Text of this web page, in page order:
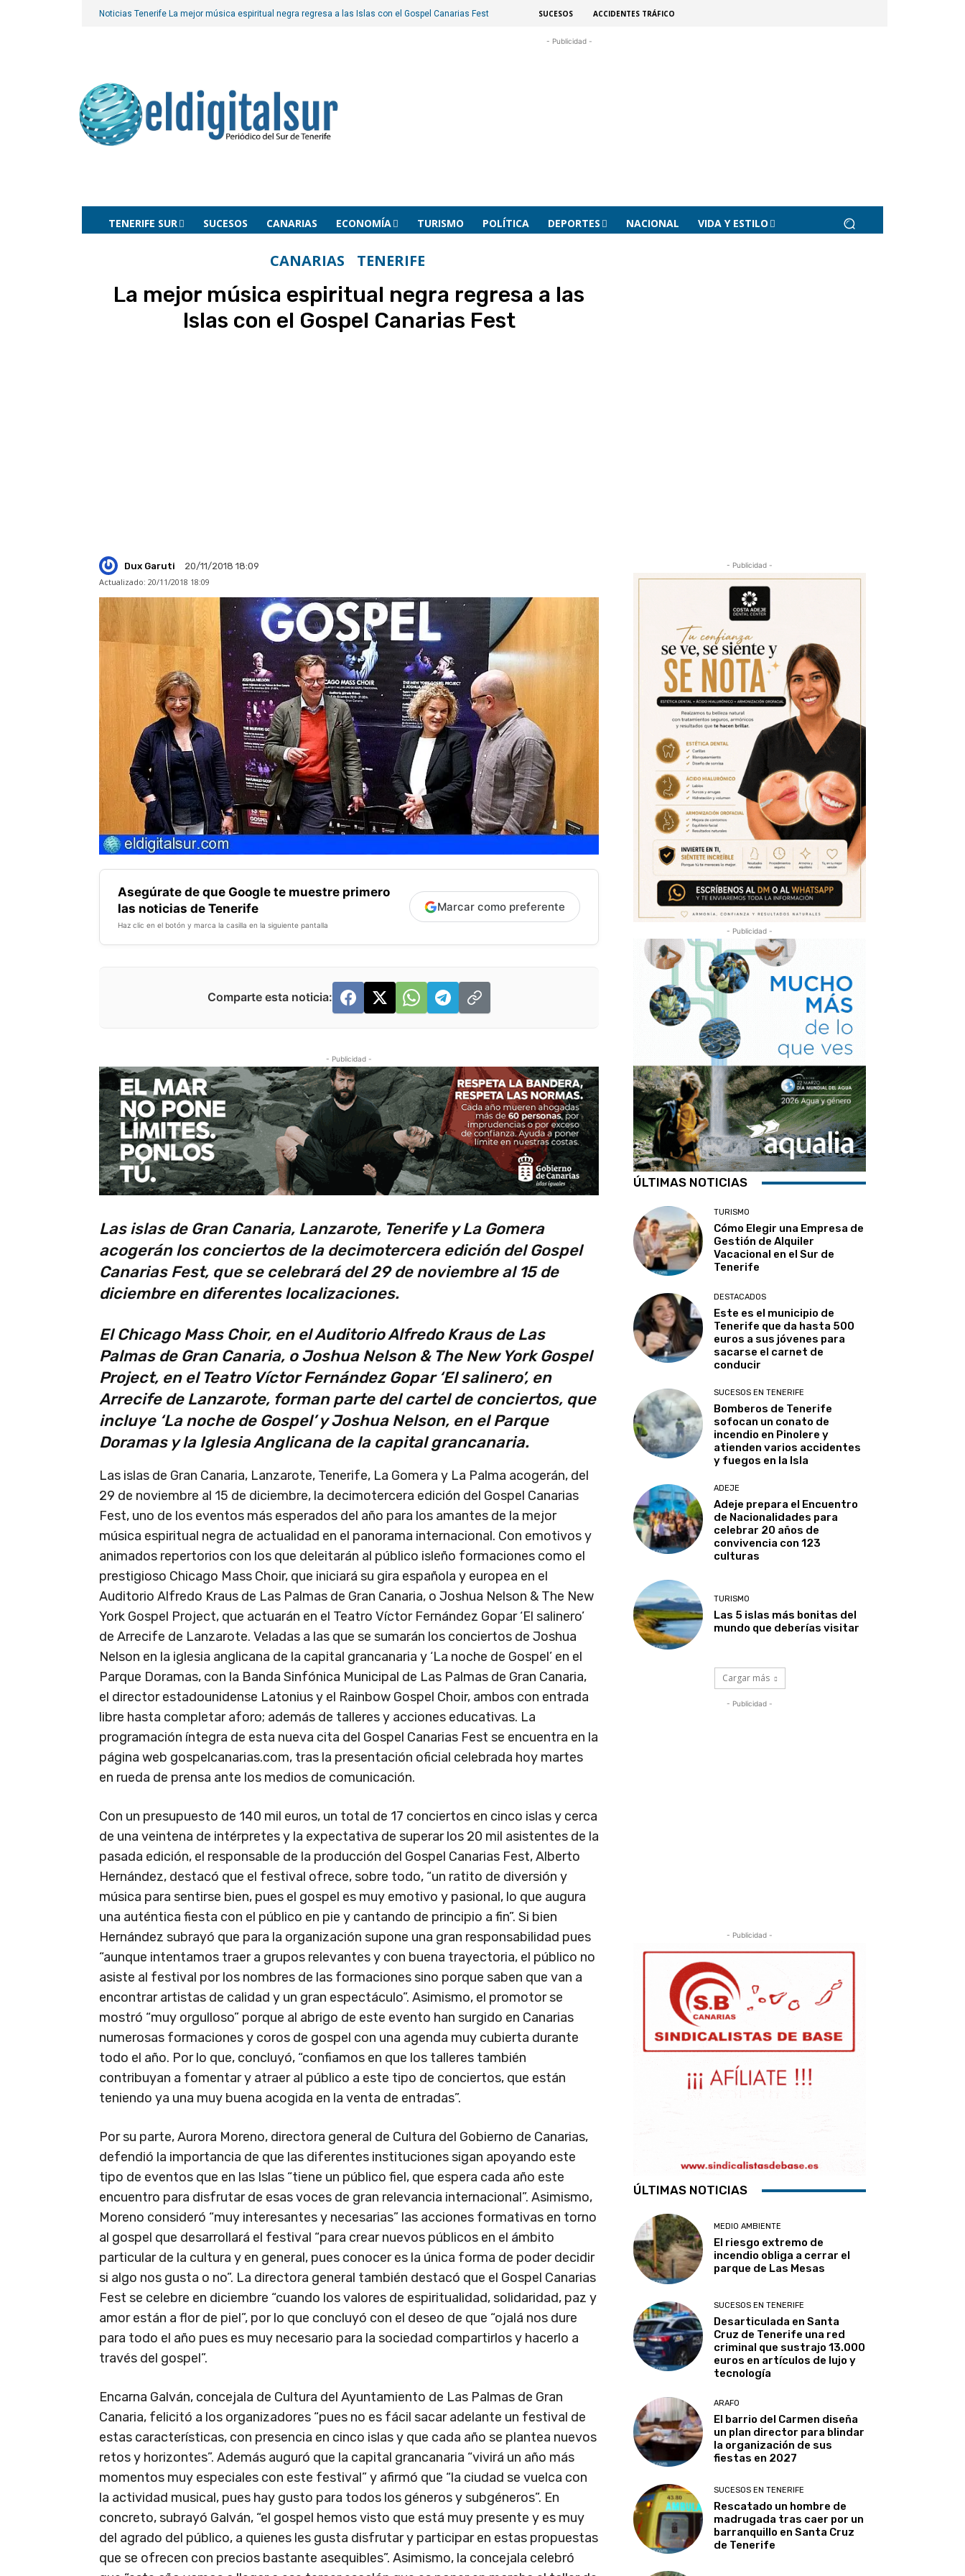
Noticias Tenerife La mejor música espiritual negra regresa a las Islas con el Gospel Canarias Fest SUCESOS ACCIDENTES TRÁFICO
- Publicidad -
TENERIFE SUR SUCESOS CANARIAS ECONOMÍA TURISMO POLÍTICA DEPORTES NACIONAL VIDA Y ESTILO
CANARIAS TENERIFE
La mejor música espiritual negra regresa a las
Islas con el Gospel Canarias Fest
Dux Garuti
20/11/2018 18:09
Actualizado: 20/11/2018 18:09
Asegúrate de que Google te muestre primero
las noticias de Tenerife
Haz clic en el botón y marca la casilla en la siguiente pantalla
Marcar como preferente
Comparte esta noticia:
- Publicidad -
Las islas de Gran Canaria, Lanzarote, Tenerife y La Gomera
acogerán los conciertos de la decimotercera edición del Gospel
Canarias Fest, que se celebrará del 29 de noviembre al 15 de
diciembre en diferentes localizaciones.
El Chicago Mass Choir, en el Auditorio Alfredo Kraus de Las
Palmas de Gran Canaria, o Joshua Nelson & The New York Gospel
Project, en el Teatro Víctor Fernández Gopar ‘El salinero’, en
Arrecife de Lanzarote, forman parte del cartel de conciertos, que
incluye ‘La noche de Gospel’ y Joshua Nelson, en el Parque
Doramas y la Iglesia Anglicana de la capital grancanaria.
Las islas de Gran Canaria, Lanzarote, Tenerife, La Gomera y La Palma acogerán, del
29 de noviembre al 15 de diciembre, la decimotercera edición del Gospel Canarias
Fest, uno de los eventos más esperados del año para los amantes de la mejor
música espiritual negra de actualidad en el panorama internacional. Con emotivos y
animados repertorios con los que deleitarán al público isleño formaciones como el
prestigioso Chicago Mass Choir, que iniciará su gira española y europea en el
Auditorio Alfredo Kraus de Las Palmas de Gran Canaria, o Joshua Nelson & The New
York Gospel Project, que actuarán en el Teatro Víctor Fernández Gopar ‘El salinero’
de Arrecife de Lanzarote. Veladas a las que se sumarán los conciertos de Joshua
Nelson en la iglesia anglicana de la capital grancanaria y ‘La noche de Gospel’ en el
Parque Doramas, con la Banda Sinfónica Municipal de Las Palmas de Gran Canaria,
el director estadounidense Latonius y el Rainbow Gospel Choir, ambos con entrada
libre hasta completar aforo; además de talleres y acciones educativas. La
programación íntegra de esta nueva cita del Gospel Canarias Fest se encuentra en la
página web gospelcanarias.com, tras la presentación oficial celebrada hoy martes
en rueda de prensa ante los medios de comunicación.
Con un presupuesto de 140 mil euros, un total de 17 conciertos en cinco islas y cerca
de una veintena de intérpretes y la expectativa de superar los 20 mil asistentes de la
pasada edición, el responsable de la producción del Gospel Canarias Fest, Alberto
Hernández, destacó que el festival ofrece, sobre todo, “un ratito de diversión y
música para sentirse bien, pues el gospel es muy emotivo y pasional, lo que augura
una auténtica fiesta con el público en pie y cantando de principio a fin”. Si bien
Hernández subrayó que para la organización supone una gran responsabilidad pues
“aunque intentamos traer a grupos relevantes y con buena trayectoria, el público no
asiste al festival por los nombres de las formaciones sino porque saben que van a
encontrar artistas de calidad y un gran espectáculo”. Asimismo, el promotor se
mostró “muy orgulloso” porque al abrigo de este evento han surgido en Canarias
numerosas formaciones y coros de gospel con una agenda muy cubierta durante
todo el año. Por lo que, concluyó, “confiamos en que los talleres también
contribuyan a fomentar y atraer al público a este tipo de conciertos, que están
teniendo ya una muy buena acogida en la venta de entradas”.
Por su parte, Aurora Moreno, directora general de Cultura del Gobierno de Canarias,
defendió la importancia de que las diferentes instituciones sigan apoyando este
tipo de eventos que en las Islas “tiene un público fiel, que espera cada año este
encuentro para disfrutar de esas voces de gran relevancia internacional”. Asimismo,
Moreno consideró “muy interesantes y necesarias” las acciones formativas en torno
al gospel que desarrollará el festival “para crear nuevos públicos en el ámbito
particular de la cultura y en general, pues conocer es la única forma de poder decidir
si algo nos gusta o no”. La directora general también destacó que el Gospel Canarias
Fest se celebre en diciembre “cuando los valores de espiritualidad, solidaridad, paz y
amor están a flor de piel”, por lo que concluyó con el deseo de que “ojalá nos dure
para todo el año pues es muy necesario para la sociedad compartirlos y hacerlo a
través del gospel”.
Encarna Galván, concejala de Cultura del Ayuntamiento de Las Palmas de Gran
Canaria, felicitó a los organizadores “pues no es fácil sacar adelante un festival de
estas características, con presencia en cinco islas y que cada año se plantea nuevos
retos y horizontes”. Además auguró que la capital grancanaria “vivirá un año más
momentos muy especiales con este festival” y afirmó que “la ciudad se vuelca con
la actividad musical, pues hay gusto para todos los géneros y subgéneros”. En
concreto, subrayó Galván, “el gospel hemos visto que está muy presente y es muy
del agrado del público, a quienes les gusta disfrutar y participar en estas propuestas
que se ofrecen con precios bastante asequibles”. Asimismo, la concejala celebró
- Publicidad -
- Publicidad -
ÚLTIMAS NOTICIAS
TURISMO
Cómo Elegir una Empresa de
Gestión de Alquiler
Vacacional en el Sur de
Tenerife
DESTACADOS
Este es el municipio de
Tenerife que da hasta 500
euros a sus jóvenes para
sacarse el carnet de
conducir
SUCESOS EN TENERIFE
Bomberos de Tenerife
sofocan un conato de
incendio en Pinolere y
atienden varios accidentes
y fuegos en la Isla
ADEJE
Adeje prepara el Encuentro
de Nacionalidades para
celebrar 20 años de
convivencia con 123
culturas
TURISMO
Las 5 islas más bonitas del
mundo que deberías visitar
Cargar más
- Publicidad -
- Publicidad -
ÚLTIMAS NOTICIAS
MEDIO AMBIENTE
El riesgo extremo de
incendio obliga a cerrar el
parque de Las Mesas
SUCESOS EN TENERIFE
Desarticulada en Santa
Cruz de Tenerife una red
criminal que sustrajo 13.000
euros en artículos de lujo y
tecnología
ARAFO
El barrio del Carmen diseña
un plan director para blindar
la organización de sus
fiestas en 2027
SUCESOS EN TENERIFE
Rescatado un hombre de
madrugada tras caer por un
barranquillo en Santa Cruz
de Tenerife